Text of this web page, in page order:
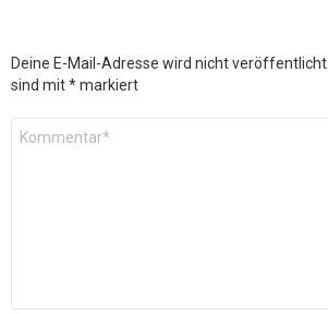
Deine E-Mail-Adresse wird nicht veröffentlicht.
sind mit*markiert
Kommentar